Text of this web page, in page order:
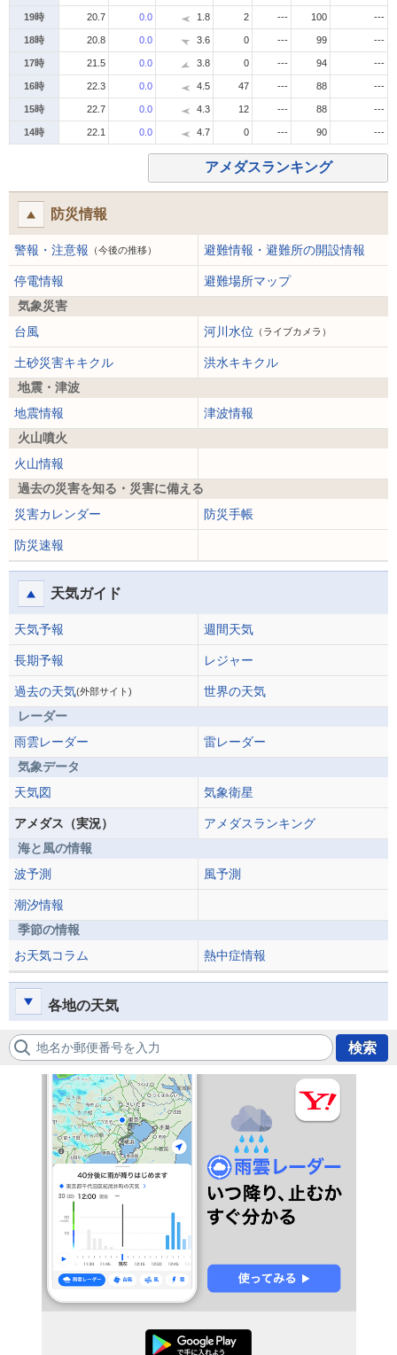
19時 20.7 0.0 1.8 2 --- 100 ---
18時 20.8 0.0 3.6 0 --- 99 ---
17時 21.5 0.0 3.8 0 --- 94 ---
16時 22.3 0.0 4.5 47 --- 88 ---
15時 22.7 0.0 4.3 12 --- 88 ---
14時 22.1 0.0 4.7 0 --- 90 ---
アメダスランキング
防災情報
警報・注意報 （今後の推移） 避難情報・避難所の開設情報
停電情報
避難場所マップ
気象災害
台風
河川水位 （ライブカメラ）
土砂災害キキクル
洪水キキクル
地震・津波
地震情報
津波情報
火山噴火
火山情報
過去の災害を知る・災害に備える
災害カレンダー
防災手帳
防災速報
天気ガイド
天気予報 週間天気
長期予報 レジャー
過去の天気(外部サイト)
世界の天気
レーダー
雨雲レーダー
雷レーダー
気象データ
天気図
気象衛星
アメダス（実況）
アメダスランキング
海と風の情報
波予測
風予測
潮汐情報
季節の情報
お天気コラム
熱中症情報
各地の天気
地名か郵便番号を入力 検索